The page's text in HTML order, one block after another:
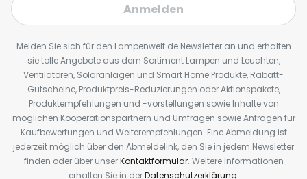
Anmelden
Melden Sie sich für den Lampenwelt.de Newsletter an und erhalten
sie tolle Angebote aus dem Sortiment Lampen und Leuchten,
Ventilatoren, Solaranlagen und Smart Home Produkte, Rabatt-
Gutscheine, Produktpreis-Reduzierungen oder Aktionspakete,
Produktempfehlungen und -vorstellungen sowie Inhalte von
möglichen Kooperationspartnern und Umfragen sowie Anfragen für
Kaufbewertungen und Weiterempfehlungen. Eine Abmeldung ist
jederzeit möglich über den Abmeldelink, den Sie in jedem Newsletter
finden oder über unserKontaktformular. Weitere Informationen
erhalten Sie in derDatenschutzerklärung.